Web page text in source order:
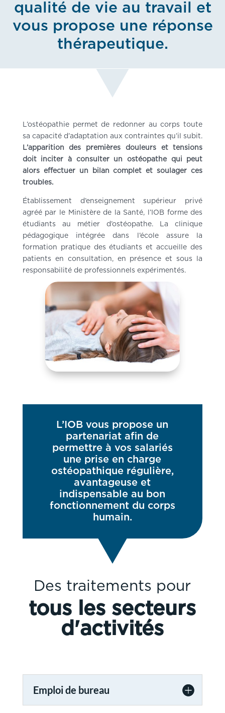
qualité de vie au travail et
vous propose une réponse
thérapeutique.
L’ostéopathie permet de redonner au corps toute
sa capacité d’adaptation aux contraintes qu’il subit.
L’apparition des premières douleurs et tensions
doit inciter à consulter un ostéopathe qui peut
alors effectuer un bilan complet et soulager ces
troubles.
Établissement d’enseignement supérieur privé
agréé par le Ministère de la Santé, l’IOB forme des
étudiants au métier d’ostéopathe. La clinique
pédagogique intégrée dans l’école assure la
formation pratique des étudiants et accueille des
patients en consultation, en présence et sous la
responsabilité de professionnels expérimentés.
L’IOB vous propose un
partenariat afin de
permettre à vos salariés
une prise en charge
ostéopathique régulière,
avantageuse et
indispensable au bon
fonctionnement du corps
humain.
Des traitements pour
tous les secteurs
d'activités
Emploi de bureau